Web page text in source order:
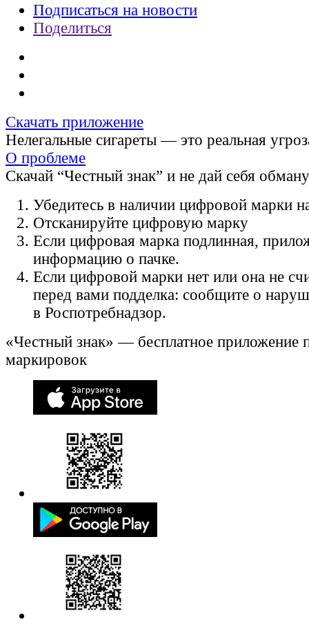
Подписаться на новости
Поделиться
Скачать приложение
Нелегальные сигареты — это реальная
О проблеме
Скачай “Честный знак” и не дай себя
Убедитесь в наличии цифровой марки
Отсканируйте цифровую марку
Если цифровая марка подлинная,
информацию о пачке.
Если цифровой марки нет или она не
перед вами подделка: сообщите о
в Роспотребнадзор.
«Честный знак» — бесплатное приложение
маркировок